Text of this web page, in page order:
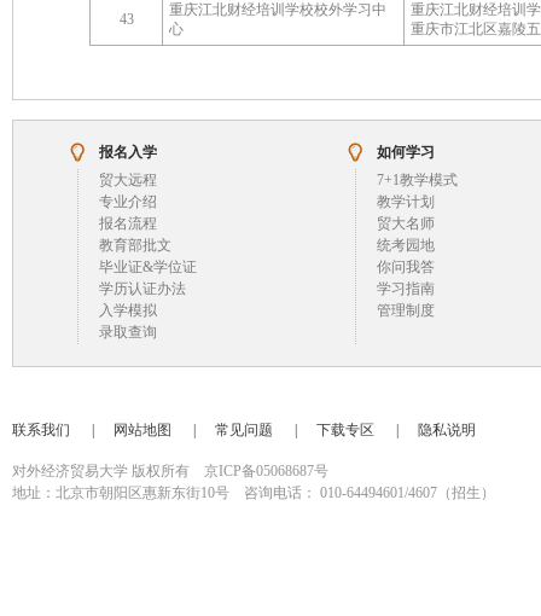
43
重庆江北财经培训学校校外学习中
心
重庆江北财经培训
重庆市江北区嘉陵
报名入学
贸大远程
专业介绍
报名流程
教育部批文
毕业证&学位证
学历认证办法
入学模拟
录取查询
如何学习
7+1教学模式
教学计划
贸大名师
统考园地
你问我答
学习指南
管理制度
联系我们 网站地图 常见问题 下载专区 隐私说明
对外经济贸易大学 版权所有 京ICP备05068687号
地址：北京市朝阳区惠新东街10号 咨询电话： 010-64494601/4607（招生）